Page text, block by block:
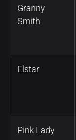
Granny
Smith
Elstar
Pink Lady